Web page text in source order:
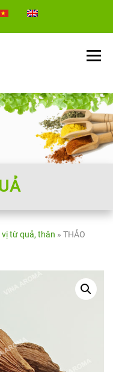
Menu
SẢN PHẨM
TIN TỨC
từ quả, thân » THẢO